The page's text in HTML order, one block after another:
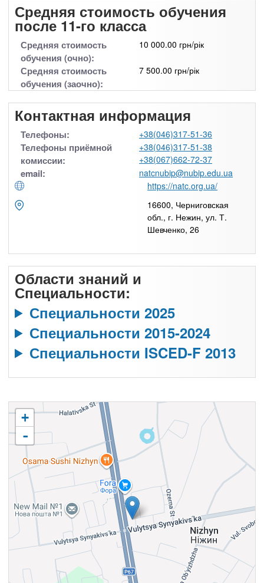
Средняя стоимость обучения
после 11-го класса
Средняя стоимость
обучения (очно):
10 000.00 грн/рік
Средняя стоимость
обучения (заочно):
7 500.00 грн/рік
Контактная информация
Телефоны: +38(046)317-51-36
Телефоны приёмной
комиссии:
+38(046)317-51-38
+38(067)662-72-37
email:
natcnubip@nubip.edu.ua
https://natc.org.ua/
16600, Черниговская
обл., г. Нежин, ул. Т.
Шевченко, 26
Области знаний и
Специальности:
Специальности 2025
Специальности 2015-2024
Специальности ISCED-F 2013
+
-